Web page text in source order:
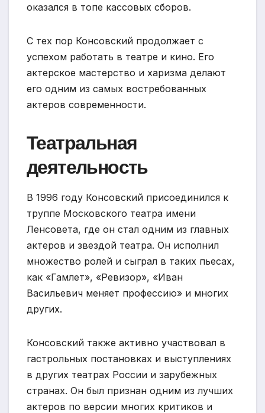
оказался в топе кассовых сборов.
С тех пор Консовский продолжает с
успехом работать в театре и кино. Его
актерское мастерство и харизма делают
его одним из самых востребованных
актеров современности.
Театральная
деятельность
В 1996 году Консовский присоединился к
труппе Московского театра имени
Ленсовета, где он стал одним из главных
актеров и звездой театра. Он исполнил
множество ролей и сыграл в таких пьесах,
как «Гамлет», «Ревизор», «Иван
Васильевич меняет профессию» и многих
других.
Консовский также активно участвовал в
гастрольных постановках и выступлениях
в других театрах России и зарубежных
странах. Он был признан одним из лучших
актеров по версии многих критиков и